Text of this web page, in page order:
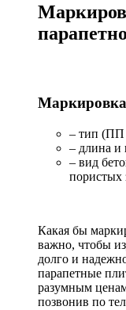
– тип (ПП
– длина и
– вид
пористых
Какая бы
важно, чтобы
долго и
парапетные
разумным
позвонив по